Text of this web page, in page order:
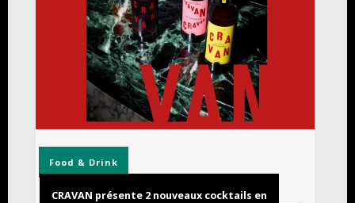
Food & Drink
CRAVAN présente 2 nouveaux cocktails en